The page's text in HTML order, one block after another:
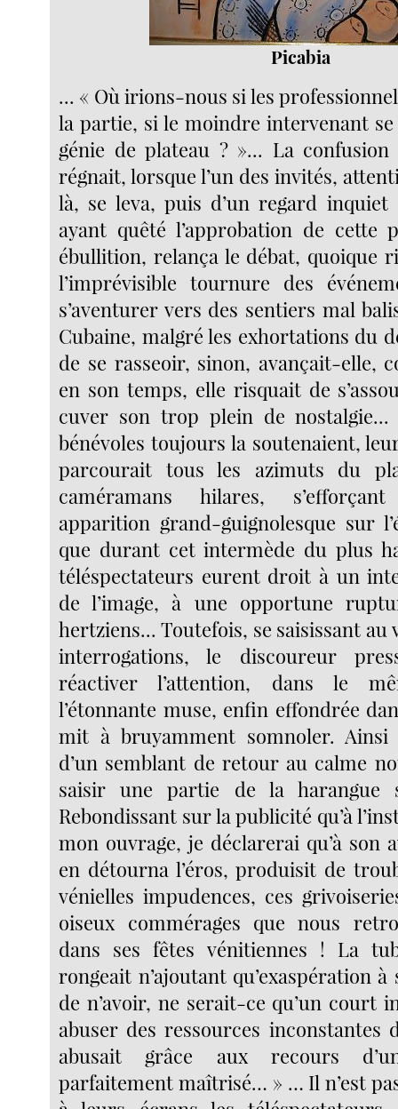
Picabia
... « Où irions-nous si les
la partie, si le moindre intervenant
génie de plateau ? »... La
régnait, lorsque l’un des invités,
là, se leva, puis d’un regard
ayant quêté l’approbation de cette
ébullition, relança le débat, quoique
l’imprévisible tournure des
s’aventurer vers des sentiers mal
Cubaine, malgré les exhortations du
de se rasseoir, sinon, avançait-elle,
en son temps, elle risquait de
cuver son trop plein de nostalgie...
bénévoles toujours la soutenaient,
parcourait tous les azimuts du
caméramans hilares,
apparition grand-guignolesque sur
que durant cet intermède du plus
téléspectateurs eurent droit à un
de l’image, à une opportune
hertziens... Toutefois, se saisissant au
interrogations, le discoureur
réactiver l’attention, dans le
l’étonnante muse, enfin effondrée
mit à bruyamment somnoler. Ainsi
d’un semblant de retour au calme
saisir une partie de la harangue
Rebondissant sur la publicité qu’à
mon ouvrage, je déclarerai qu’à son
en détourna l’éros, produisit de
vénielles impudences, ces
oiseux commérages que nous
dans ses fêtes vénitiennes ! La
rongeait n’ajoutant qu’exaspération
de n’avoir, ne serait-ce qu’un court
abuser des ressources inconstantes
abusait grâce aux recours
parfaitement maîtrisé… » … Il n’est